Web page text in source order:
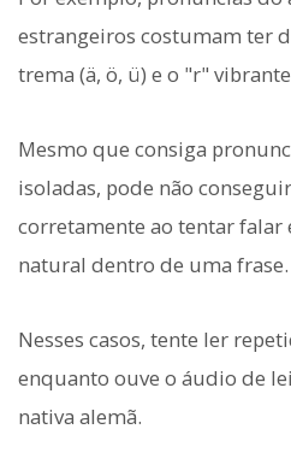
estrangeiros costumam ter
trema (ä, ö, ü) e o "r"
Mesmo que consiga
isoladas, pode não
corretamente ao tentar falar
natural dentro de uma frase.
Nesses casos, tente ler
enquanto ouve o áudio de
nativa alemã.